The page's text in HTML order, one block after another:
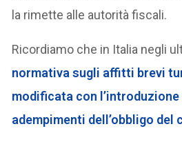
la rimette alle autorità fiscali.
Ricordiamo che in Italia negli
normativa sugli affitti brevi
modificata con
adempimenti dell’obbligo del